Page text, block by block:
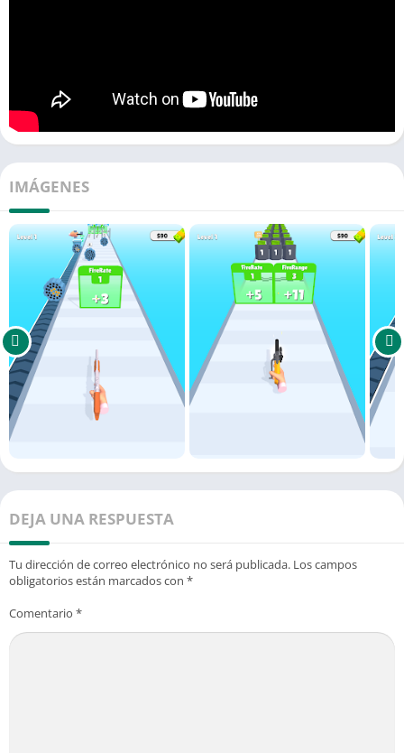
IMÁGENES
DEJA UNA RESPUESTA
Tu dirección de correo electrónico no será publicada. Los campos
obligatorios están marcados con *
Comentario *